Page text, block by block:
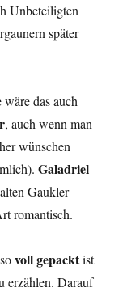
Unbeteiligten
später
wäre das auch
, auch wenn man
wünschen
Galadriel
Gaukler
romantisch.
sovoll gepacktist
erzählen. Darauf